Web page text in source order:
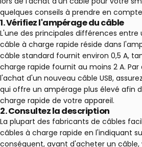
quelques conseils à prendre en
1.Vérifiez l'ampérage du câble
L'une des principales différences
câble à charge rapide réside dans
câble standard fournit environ 0,5 A,
charge rapide fournit au moins 2 A.
l'achat d'un nouveau câble USB,
qui offre un ampérage plus élevé afin
charge rapide de votre appareil.
2.Consultez la description
La plupart des fabricants de câbles
câbles à charge rapide en l'indiquant
conséquent, avant d'acheter un câble,